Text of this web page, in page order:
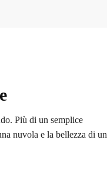
Più di un semplice
nuvola e la bellezza di un